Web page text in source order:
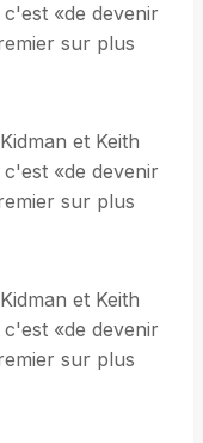
«de devenir
sur plus
et Keith
«de devenir
sur plus
et Keith
«de devenir
sur plus